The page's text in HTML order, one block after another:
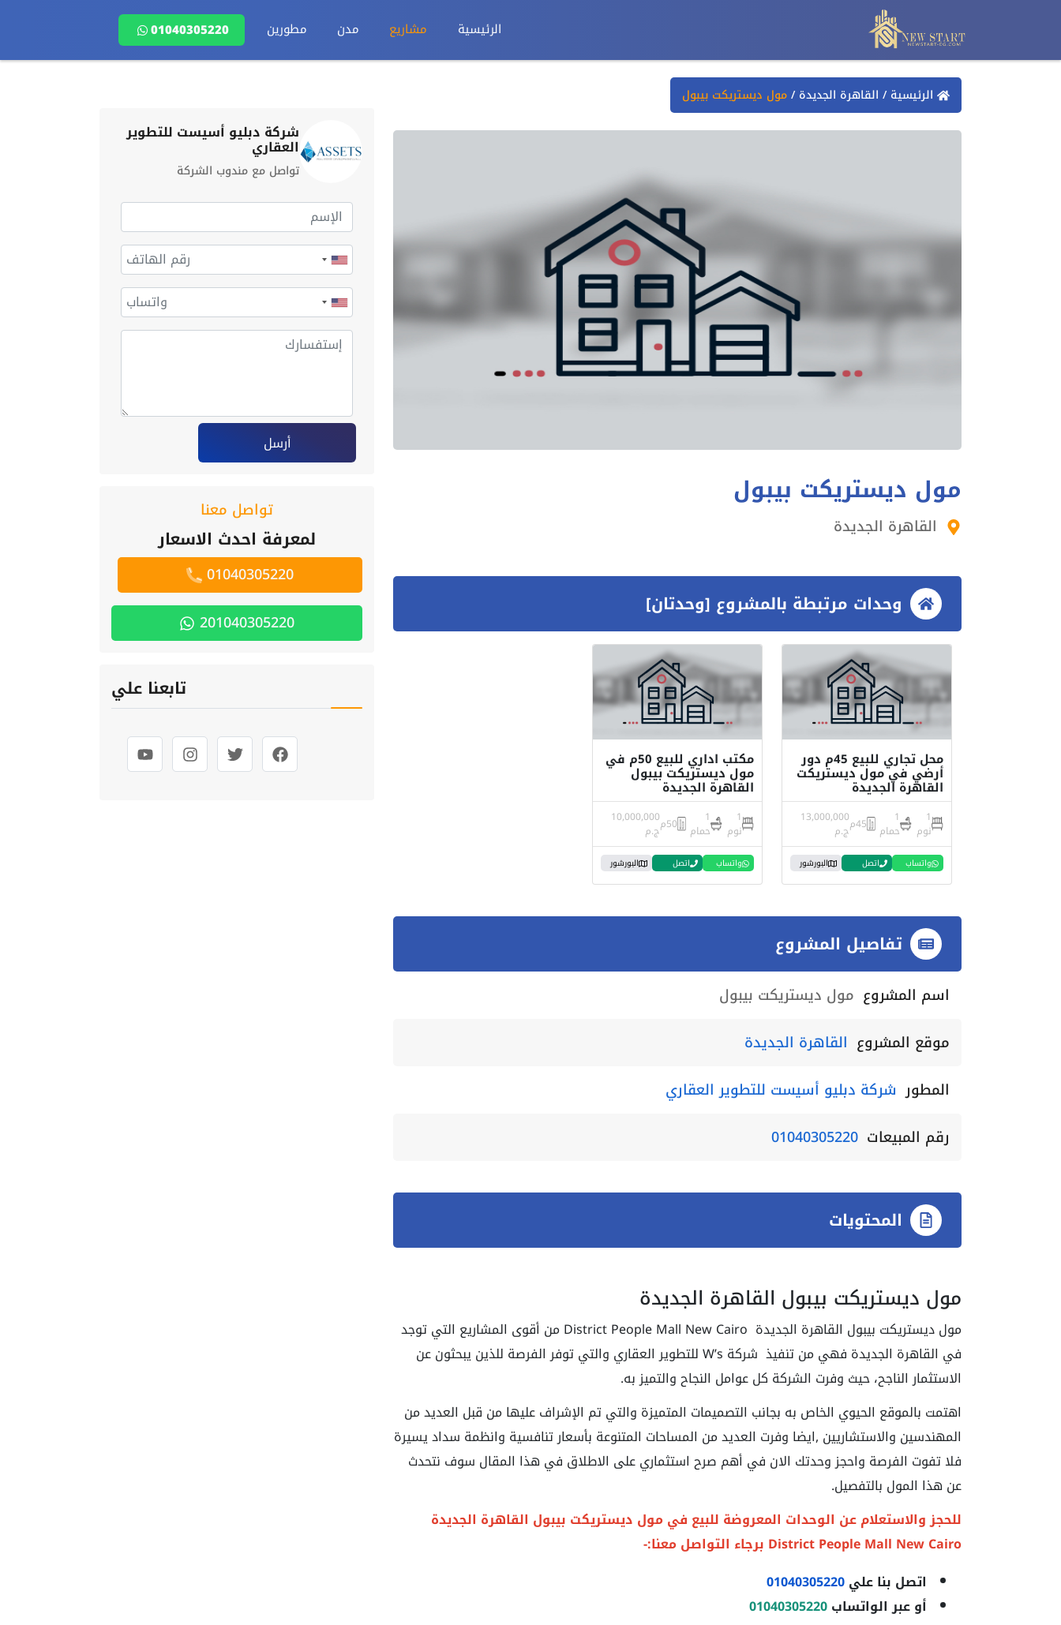
الرئيسية مشاريع مدن مطورين 01040305220
الرئيسية / القاهرة الجديدة /مول ديستريكت بيبول
مول ديستريكت بيبول
القاهرة الجديدة
وحدات مرتبطة بالمشروع [وحدتان]
محل تجاري للبيع 45م دور
أرضي في مول ديستريكت
القاهرة الجديدة
1
نوم
1
حمام
45م 13,000,000
ج.م
واتساب اتصل البورشور
مكتب اداري للبيع 50م في
مول ديستريكت بيبول
القاهرة الجديدة
1
نوم
1
حمام
50م 10,000,000
ج.م
واتساب اتصل البورشور
تفاصيل المشروع
اسم المشروع مول ديستريكت بيبول
موقع المشروع القاهرة الجديدة
المطور شركة دبليو أسيست للتطوير العقاري
رقم المبيعات 01040305220
المحتويات
مول ديستريكت بيبول القاهرة الجديدة
مول ديستريكت بيبول القاهرة الجديدة District People Mall New Cairo من أقوى المشاريع التي توجد
في القاهرة الجديدة فهي من تنفيذ شركة W’s للتطوير العقاري والتي توفر الفرصة للذين يبحثون عن
الاستثمار الناجح، حيث وفرت الشركة كل عوامل النجاح والتميز به.
اهتمت بالموقع الحيوي الخاص به بجانب التصميمات المتميزة والتي تم الإشراف عليها من قبل العديد من
المهندسين والاستشاريين ,ايضا وفرت العديد من المساحات المتنوعة بأسعار تنافسية وانظمة سداد يسيرة
فلا تفوت الفرصة واحجز وحدتك الان في أهم صرح استثماري على الاطلاق في هذا المقال سوف نتحدث
عن هذا المول بالتفصيل.
للحجز والاستعلام عن الوحدات المعروضة للبيع في مول ديستريكت بيبول القاهرة الجديدة
District People Mall New Cairo برجاء التواصل معنا:-
اتصل بنا علي01040305220
أو عبر الواتساب01040305220
شركة دبليو أسيست للتطوير
العقاري
تواصل مع مندوب الشركة
أرسل
تواصل معنا
لمعرفة احدث الاسعار
01040305220
201040305220
تابعنا علي